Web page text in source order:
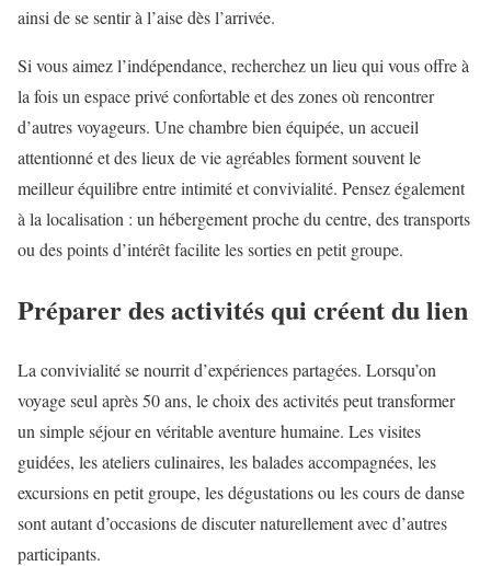
ainsi de se sentir à l’aise dès l’arrivée.
Si vous aimez l’indépendance, recherchez un lieu qui vous offre à
la fois un espace privé confortable et des zones où rencontrer
d’autres voyageurs. Une chambre bien équipée, un accueil
attentionné et des lieux de vie agréables forment souvent le
meilleur équilibre entre intimité et convivialité. Pensez également
à la localisation : un hébergement proche du centre, des transports
ou des points d’intérêt facilite les sorties en petit groupe.
Préparer des activités qui créent du lien
La convivialité se nourrit d’expériences partagées. Lorsqu’on
voyage seul après 50 ans, le choix des activités peut transformer
un simple séjour en véritable aventure humaine. Les visites
guidées, les ateliers culinaires, les balades accompagnées, les
excursions en petit groupe, les dégustations ou les cours de danse
sont autant d’occasions de discuter naturellement avec d’autres
participants.